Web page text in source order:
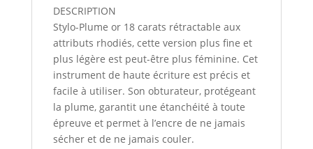
DESCRIPTION
Stylo-Plume or 18 carats rétractable aux
attributs rhodiés, cette version plus fine et
plus légère est peut-être plus féminine. Cet
instrument de haute écriture est précis et
facile à utiliser. Son obturateur, protégeant
la plume, garantit une étanchéité à toute
épreuve et permet à l’encre de ne jamais
sécher et de ne jamais couler.